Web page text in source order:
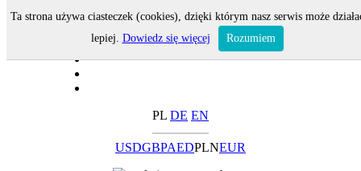
PL DE EN
USDGBPAEDPLNEUR
Ta strona używa ciasteczek (cookies), dzięki którym nasz serwis może
lepiej. Dowiedz się więcej Rozumiem